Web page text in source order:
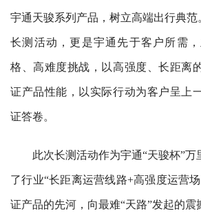
宇通天骏系列产品，树立高端出行典范
长测活动，更是宇通先于客户所需
格、高难度挑战，以高强度、长距离
证产品性能，以实际行动为客户呈上
证答卷。
此次长测活动作为宇通“天骏杯”万
了行业“长距离运营线路+高强度运营
证产品的先河，向最难“天路”发起的震